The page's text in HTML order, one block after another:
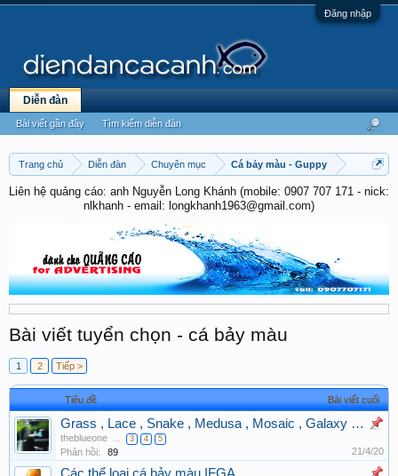
Đăng nhập
Trang chủ Diễn đàn Chuyên mục Cá bảy màu - Guppy
Liên hệ quảng cáo: anh Nguyễn Long Khánh (mobile: 0907 707 171 - nick:
nlkhanh - email: longkhanh1963@gmail.com)
Bài viết tuyển chọn - cá bảy màu
1 2 Tiếp >
Tiêu đề Bài viết cuối
Grass , Lace , Snake , Medusa , Mosaic , Galaxy …
theblueone 3 4 5
Phản hồi: 89 21/4/20
Diễn đàn
Bài viết gần đây Tìm kiếm diễn đàn